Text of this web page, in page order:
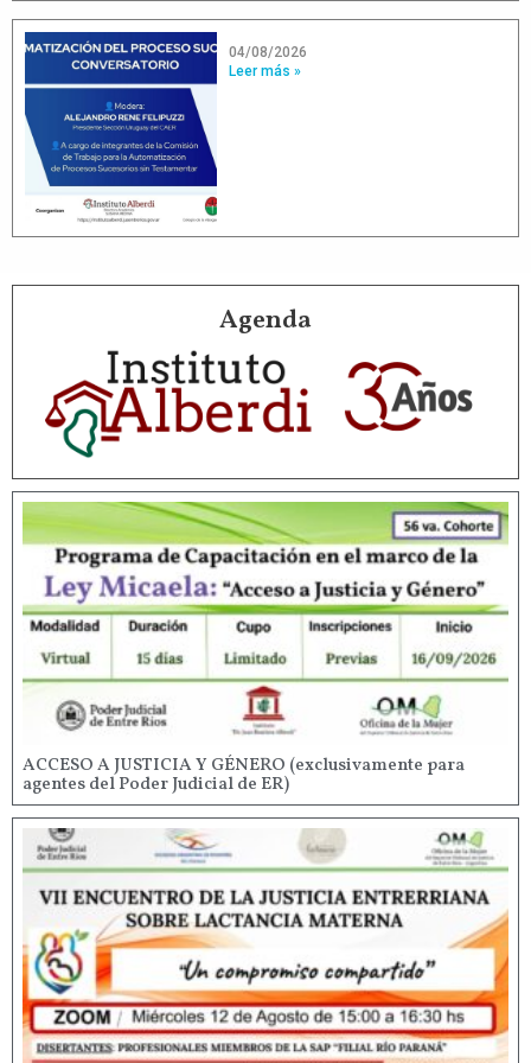
04/08/2026
Leer más »
Agenda
ACCESO A JUSTICIA Y GÉNERO (exclusivamente para
agentes del Poder Judicial de ER)